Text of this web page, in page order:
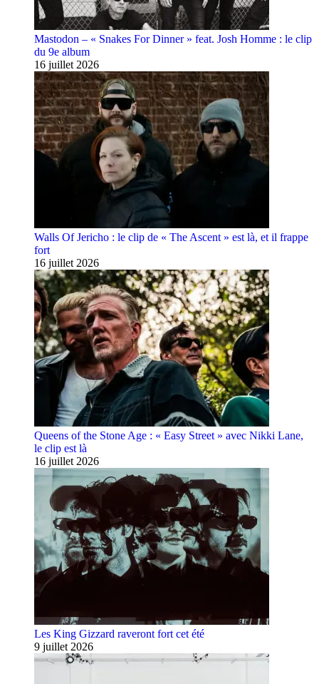
Mastodon – « Snakes For Dinner » feat. Josh Homme : le clip
du 9e album
16 juillet 2026
Walls Of Jericho : le clip de « The Ascent » est là, et il frappe
fort
16 juillet 2026
Queens of the Stone Age : « Easy Street » avec Nikki Lane,
le clip est là
16 juillet 2026
Les King Gizzard raveront fort cet été
9 juillet 2026